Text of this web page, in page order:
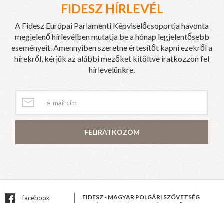
FIDESZ HÍRLEVÉL
A Fidesz Európai Parlamenti Képviselőcsoportja havonta
megjelenő hírlevélben mutatja be a hónap legjelentősebb
eseményeit. Amennyiben szeretne értesítőt kapni ezekről a
hírekről, kérjük az alábbi mezőket kitöltve iratkozzon fel
hírlevelünkre.
FELIRATKOZOM
facebook
FIDESZ - MAGYAR POLGÁRI SZÖVETSÉG